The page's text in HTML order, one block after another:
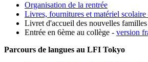
Organisation de la rentrée
Livres, fournitures et matériel scolaire
Livret d'accueil des nouvelles
Entrée en 6ème au collège - version
Parcours de langues au LFI Tokyo